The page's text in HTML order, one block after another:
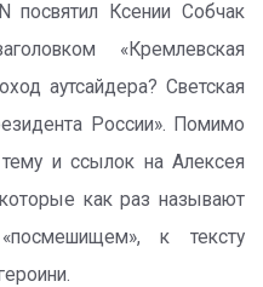
посвятил Ксении Собчак
«Кремлевская
аутсайдера? Светская
России». Помимо
и ссылок на Алексея
как раз называют
к тексту